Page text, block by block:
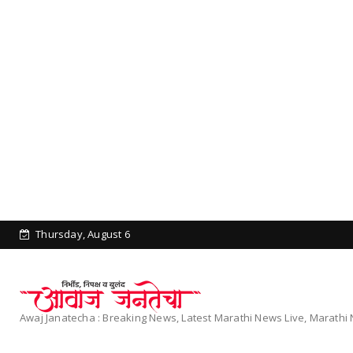
Thursday, August 6
Awaj Janatecha : Breaking News, Latest Marathi News Live, Marathi